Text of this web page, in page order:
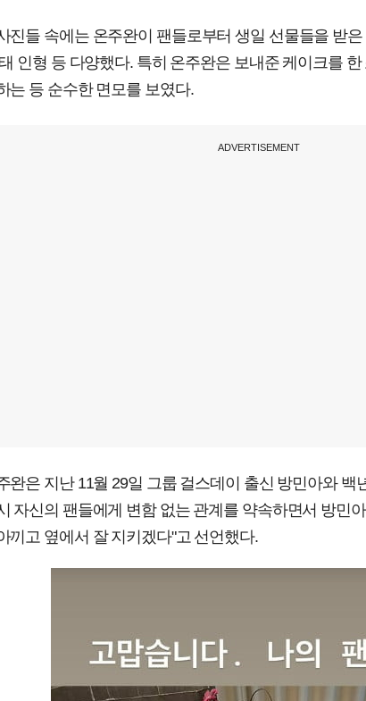
진들 속에는 온주완이 팬들로부터 생일 선물들을 받
인형 등 다양했다. 특히 온주완은 보내준 케이크를
는 등 순수한 면모를 보였다.
ADVERTISEMENT
완은 지난 11월 29일 그룹 걸스데이 출신 방민아와 백
자신의 팬들에게 변함 없는 관계를 약속하면서 방민
끼고 옆에서 잘 지키겠다"고 선언했다.